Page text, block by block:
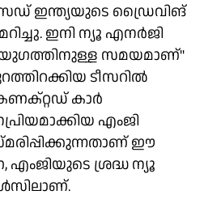
ഇന്ത്യയുടെ ഡ്രൈവിങ്
ഇനി ന്യൂ എനർജി
യുഗത്തിനുള്ള സമയമാണ്"
ടീസറിൽ
കാർ
എംജി
ഈ
ശ്രദ്ധ ന്യൂ